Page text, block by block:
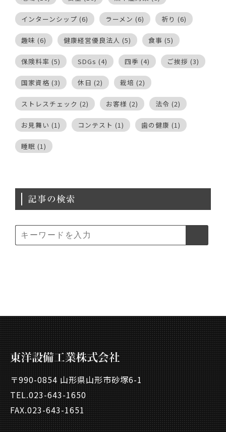
インターンシップ (6) ラーメン (6) 祈り (6)
趣味 (6) 健康経営優良法人 (5) 食事 (5)
保険料率 (5) SDGs (4) 四季 (4) ご挨拶 (3)
国家資格 (3) 休日 (2) 栽培 (2)
ストレスチェック (2) お客様 (2) 法令 (2)
お見舞い (1) コンテスト (1) 歯の健康 (1)
睡眠 (1)
記事の検索
〒990-0854 山形県山形市砂塚6-1
TEL.023-643-1650
FAX.023-643-1651